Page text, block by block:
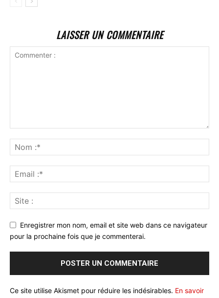
LAISSER UN COMMENTAIRE
Enregistrer mon nom, email et site web dans ce navigateur
pour la prochaine fois que je commenterai.
Ce site utilise Akismet pour réduire les indésirables. En savoir